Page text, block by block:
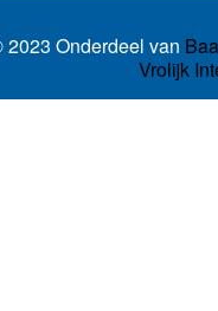
Onderdeel van
Vrolijk